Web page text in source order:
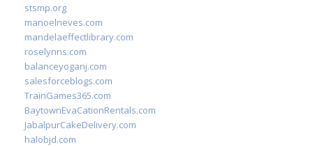
stsmp.org
manoelneves.com
mandelaeffectlibrary.com
roselynns.com
balanceyoganj.com
salesforceblogs.com
TrainGames365.com
BaytownEvaCationRentals.com
JabalpurCakeDelivery.com
halobjd.com